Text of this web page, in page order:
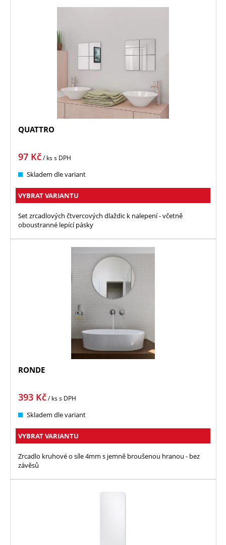
QUATTRO
97 Kč/ kss DPH
Skladem dle variant
VYBRAT VARIANTU
Set zrcadlových čtvercových dlaždic k nalepení - včetně
oboustranné lepící pásky
RONDE
393 Kč/ kss DPH
Skladem dle variant
VYBRAT VARIANTU
Zrcadlo kruhové o síle 4mm s jemně broušenou hranou - bez
závěsů